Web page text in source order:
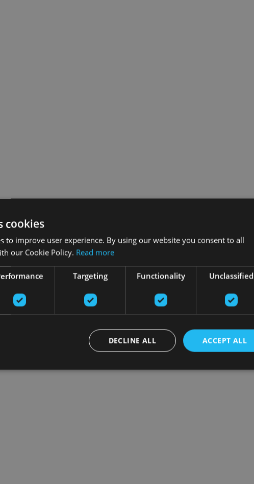
cookies
to improve user experience. By using our website you consent to all
our Cookie Policy. Read more
Targeting Functionality Unclassified
ACCEPT ALL
DECLINE ALL